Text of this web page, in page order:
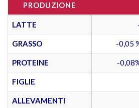
PRODUZIONE
LATTE
GRASSO -0,05
PROTEINE -
FIGLIE
ALLEVAMENTI